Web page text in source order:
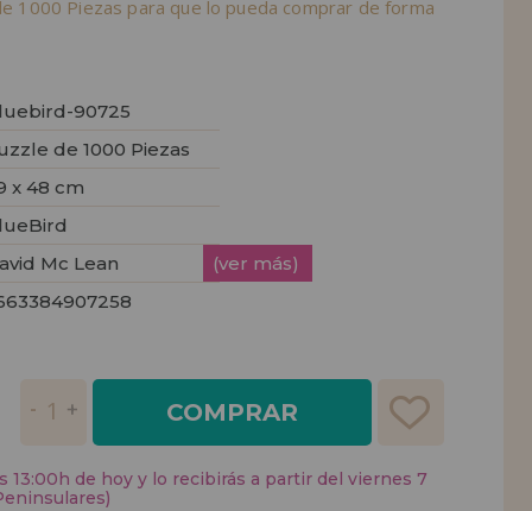
1000 Piezas para que lo pueda comprar de forma
90725
de 1000 Piezas
x 48 cm
Mc Lean
(ver más)
COMPRAR
13:00h de hoy y lo recibirás a partir del viernes 7